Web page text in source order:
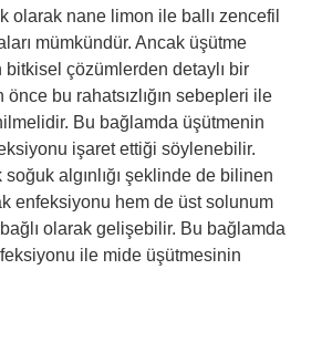
olarak nane limon ile ballı zencefil
mümkündür. Ancak üşütme
çözümlerden detaylı bir
bu rahatsızlığın sebepleri ile
Bu bağlamda üşütmenin
işaret ettiği söylenebilir.
algınlığı şeklinde de bilinen
enfeksiyonu hem de üst solunum
olarak gelişebilir. Bu bağlamda
ile mide üşütmesinin